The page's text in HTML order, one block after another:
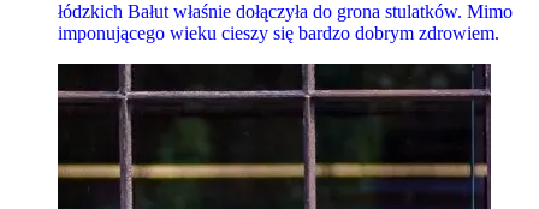
łódzkich Bałut właśnie dołączyła do grona stulatków. Mimo
imponującego wieku cieszy się bardzo dobrym zdrowiem.